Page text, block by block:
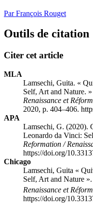
Par François Rouget
Outils de citation
Citer cet article
MLA
Lamsechi, Guita. «
Self, Art and Nature. »
Renaissance et
2020, p. 404–406.
APA
Lamsechi, G. (2020).
Leonardo da Vinci:
Reformation /
https://doi.org/
Chicago
Lamsechi, Guita «
Self, Art and Nature ».
Renaissance et
https://doi.org/